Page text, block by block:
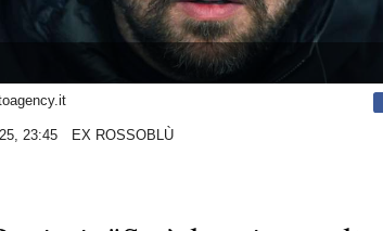
23:45
EX ROSSOBLÙ